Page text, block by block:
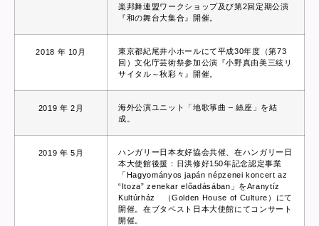
楽邦舞連盟ワークショップ及び第2回定期公演
『和の舞台大集合』開催。
2018 年 10月
東京都紀尾井小ホールにて平成30年度（第73
回）文化庁芸術祭参加公演『小野真由美三絃リ
サイタル～秋彩々』開催。
2019 年 2月
海外公演ユニット「地歌箏曲 – 絲座」を結
成。
2019 年 5月
ハンガリー日本友好協会共催、在ハンガリー日
本大使館後援：日洪修好150年記念認定事業
「Hagyományos japán népzenei koncert az
“Itoza” zenekar előadásában」をAranytíz
Kultúrház （Golden House of Culture）にて
開催。在ブタペスト日本大使館にてコンサート
開催。